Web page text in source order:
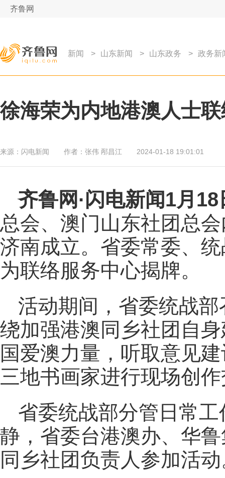
齐鲁网
新闻 > 山东新闻 > 山东政务 > 政务新
徐海荣为内地港澳人士
来源： 闪电新闻 作者： 张伟 邴昌江 2024-01-18 19:01:01
齐鲁网 ·闪电新闻1月18
总会、澳门山东社团总
济南成立。省委常委、
为联络服务中心揭牌。
活动期间，省委统战
绕加强港澳同乡社团自
国爱澳力量，听取意见
三地书画家进行现场创
省委统战部分管日常
静，省委台港澳办、华
同乡社团负责人参加活